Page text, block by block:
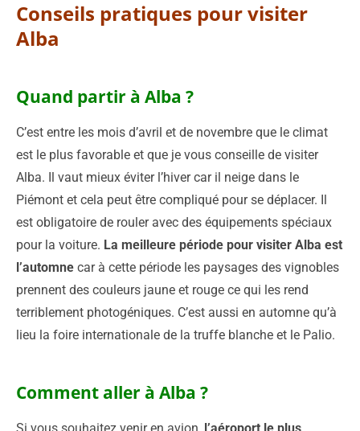
Conseils pratiques pour visiter
Alba
Quand partir à Alba ?
C’est entre les mois d’avril et de novembre que le climat
est le plus favorable et que je vous conseille de visiter
Alba. Il vaut mieux éviter l’hiver car il neige dans le
Piémont et cela peut être compliqué pour se déplacer. Il
est obligatoire de rouler avec des équipements spéciaux
pour la voiture. La meilleure période pour visiter Alba est
l’automne car à cette période les paysages des vignobles
prennent des couleurs jaune et rouge ce qui les rend
terriblement photogéniques. C’est aussi en automne qu’à
lieu la foire internationale de la truffe blanche et le Palio.
Comment aller à Alba ?